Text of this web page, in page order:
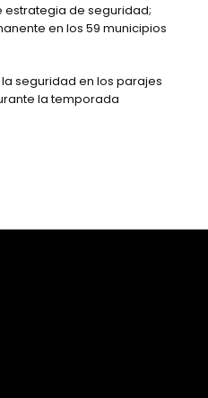
estrategia de seguridad;
en los 59 municipios
seguridad en los parajes
la temporada